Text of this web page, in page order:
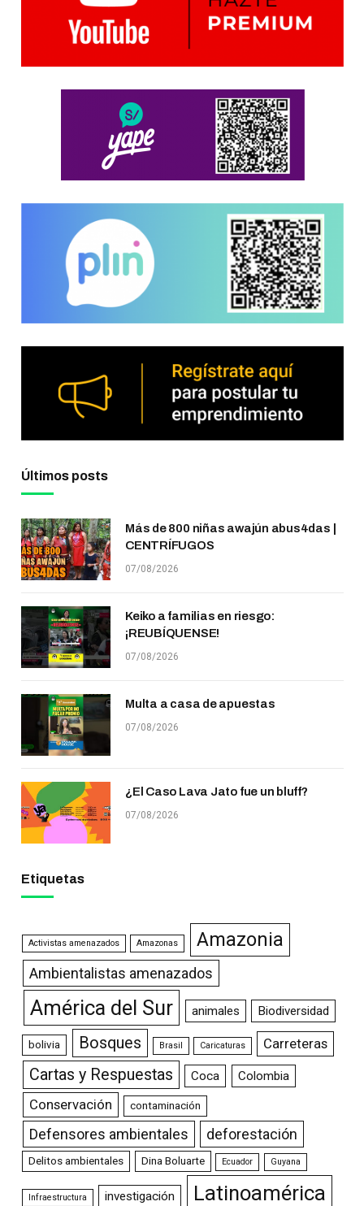
Últimos posts
Más de 800 niñas awajún abus4das |
CENTRÍFUGOS
07/08/2026
Keiko a familias en riesgo:
¡REUBÍQUENSE!
07/08/2026
Multa a casa de apuestas
07/08/2026
¿El Caso Lava Jato fue un bluff?
07/08/2026
Etiquetas
Activistas amenazados Amazonas Amazonia
Ambientalistas amenazados
América del Sur animales Biodiversidad
bolivia Bosques Brasil Caricaturas Carreteras
Cartas y Respuestas Coca Colombia
Conservación contaminación
Defensores ambientales deforestación
Delitos ambientales Dina Boluarte Ecuador Guyana
Infraestructura investigación Latinoamérica